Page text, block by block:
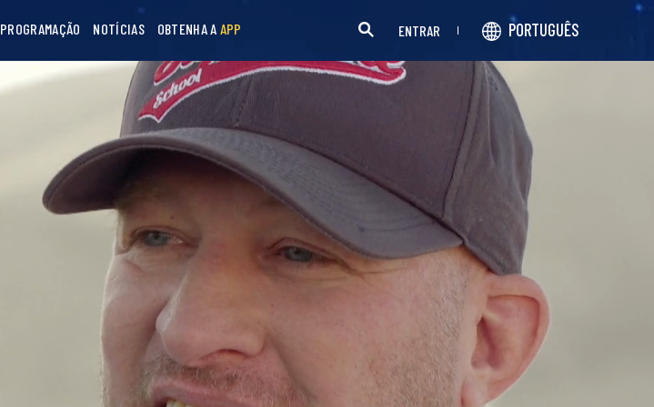
PROGRAMAÇÃO NOTÍCIAS OBTENHA A APP ENTRAR PORTUGUÊS